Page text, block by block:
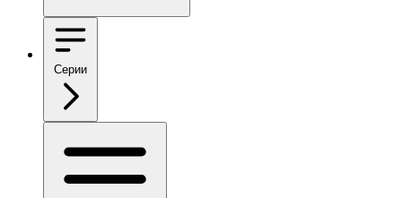
Серии